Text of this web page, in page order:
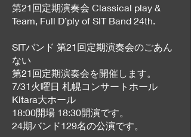
第21回定期演奏会 Classical play &
Team, Full D’ply of SIT Band 24th.
SITバンド 第21回定期演奏会のごあん
ない
第21回定期演奏会を開催します。
7/31火曜日 札幌コンサートホール
Kitara大ホール
18:00開場 18:30開演です。
24期バンド129名の公演です。